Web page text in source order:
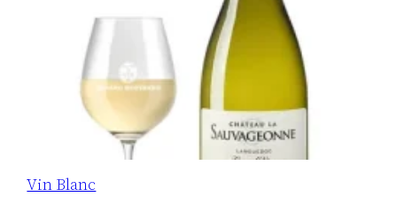
Vin Blanc